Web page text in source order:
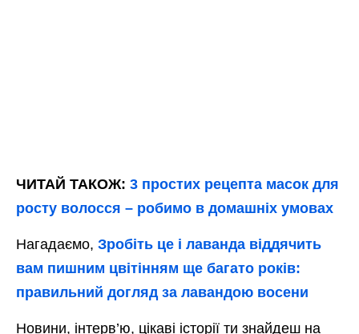
ЧИТАЙ ТАКОЖ: 3 простих рецепта масок для
росту волосся – робимо в домашніх умовах
Нагадаємо, Зробіть це і лаванда віддячить
вам пишним цвітінням ще багато років:
правильний догляд за лавандою восени
Новини, інтерв’ю, цікаві історії ти знайдеш на